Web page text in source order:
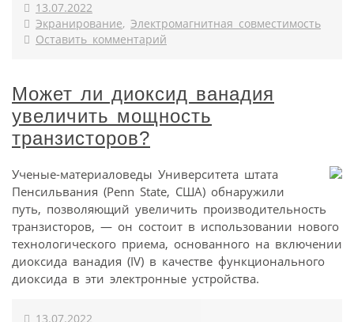
13.07.2022
Экранирование, Электромагнитная совместимость
Оставить комментарий
Может ли диоксид ванадия
увеличить мощность
транзисторов?
Ученые-материаловеды Университета штата
Пенсильвания (Penn State, США) обнаружили
путь, позволяющий увеличить производительность
транзисторов, — он состоит в использовании нового
технологического приема, основанного на включении
диоксида ванадия (IV) в качестве функционального
диоксида в эти электронные устройства.
13.07.2022